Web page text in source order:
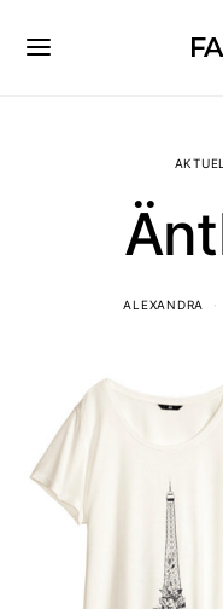
ALEXANDRA